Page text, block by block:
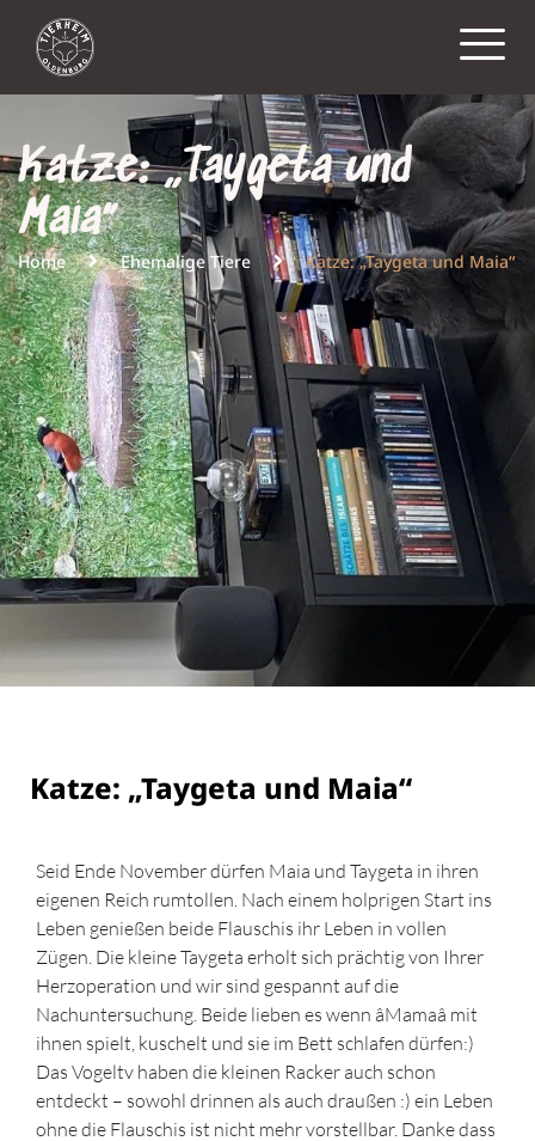
Katze: „Taygeta und
Maia“
Home Ehemalige Tiere Katze: „Taygeta und Maia“
Katze: „Taygeta und Maia“
Seid Ende November dürfen Maia und Taygeta in ihren
eigenen Reich rumtollen. Nach einem holprigen Start ins
Leben genießen beide Flauschis ihr Leben in vollen
Zügen. Die kleine Taygeta erholt sich prächtig von Ihrer
Herzoperation und wir sind gespannt auf die
Nachuntersuchung. Beide lieben es wenn âMamaâ mit
ihnen spielt, kuschelt und sie im Bett schlafen dürfen:)
Das Vogeltv haben die kleinen Racker auch schon
entdeckt – sowohl drinnen als auch draußen :) ein Leben
ohne die Flauschis ist nicht mehr vorstellbar. Danke dass